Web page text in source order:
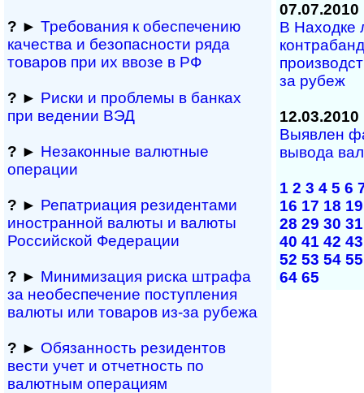
? ► Требования к обеспечению
качества и безопасности ряда
товаров при их ввозе в РФ
? ► Риски и проблемы в банках
при ведении ВЭД
? ► Незаконные валютные
операции
? ► Репатриация ре­зи­ден­та­ми
иностранной ва­лю­ты и валюты
Рос­сий­ской Федерации
? ► Минимизация риска штрафа
за не­обес­пе­че­ние поступления
валюты или товаров из-за рубежа
? ► Обязанность резиден­тов
вести учет и отчетность по
валютным операциям
07.07.2010
В Находке
за рубеж
12.03.2010
Выявлен
вывода
1 2 3 4 5 6
16 17 18 19
28 29 30 31
40 41 42 43
52 53 54 55
64 65